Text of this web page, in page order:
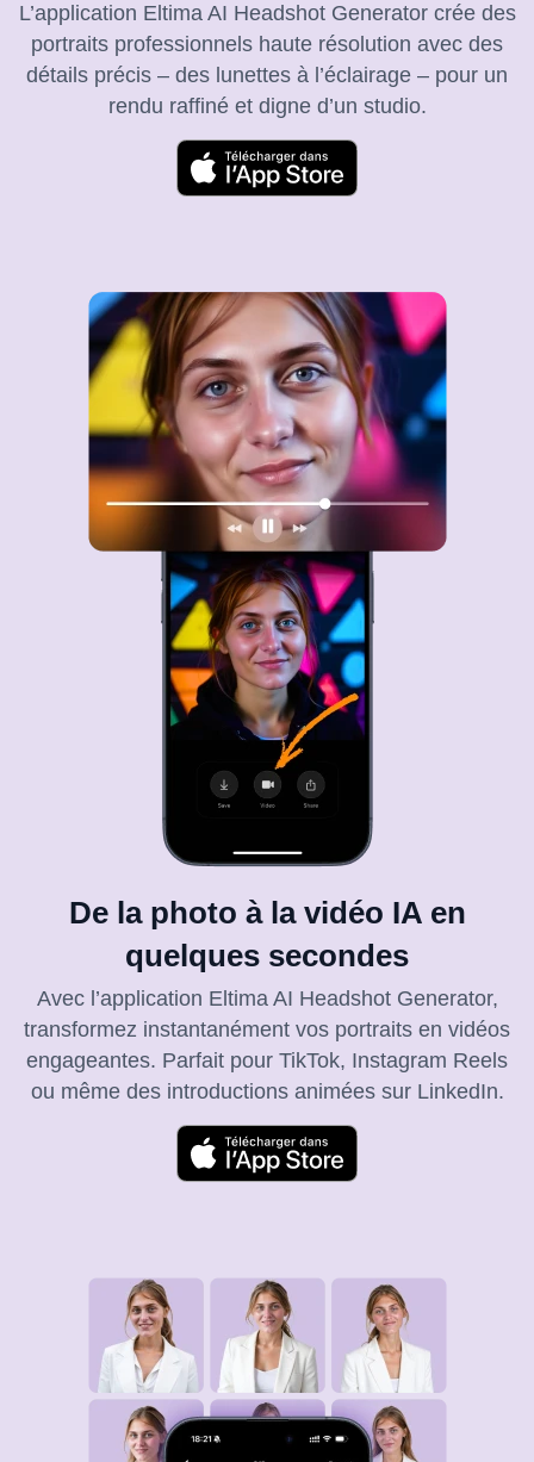
L’application Eltima AI Headshot Generator crée des
portraits professionnels haute résolution avec des
détails précis – des lunettes à l’éclairage – pour un
rendu raffiné et digne d’un studio.
De la photo à la vidéo IA en
quelques secondes
Avec l’application Eltima AI Headshot Generator,
transformez instantanément vos portraits en vidéos
engageantes. Parfait pour TikTok, Instagram Reels
ou même des introductions animées sur LinkedIn.